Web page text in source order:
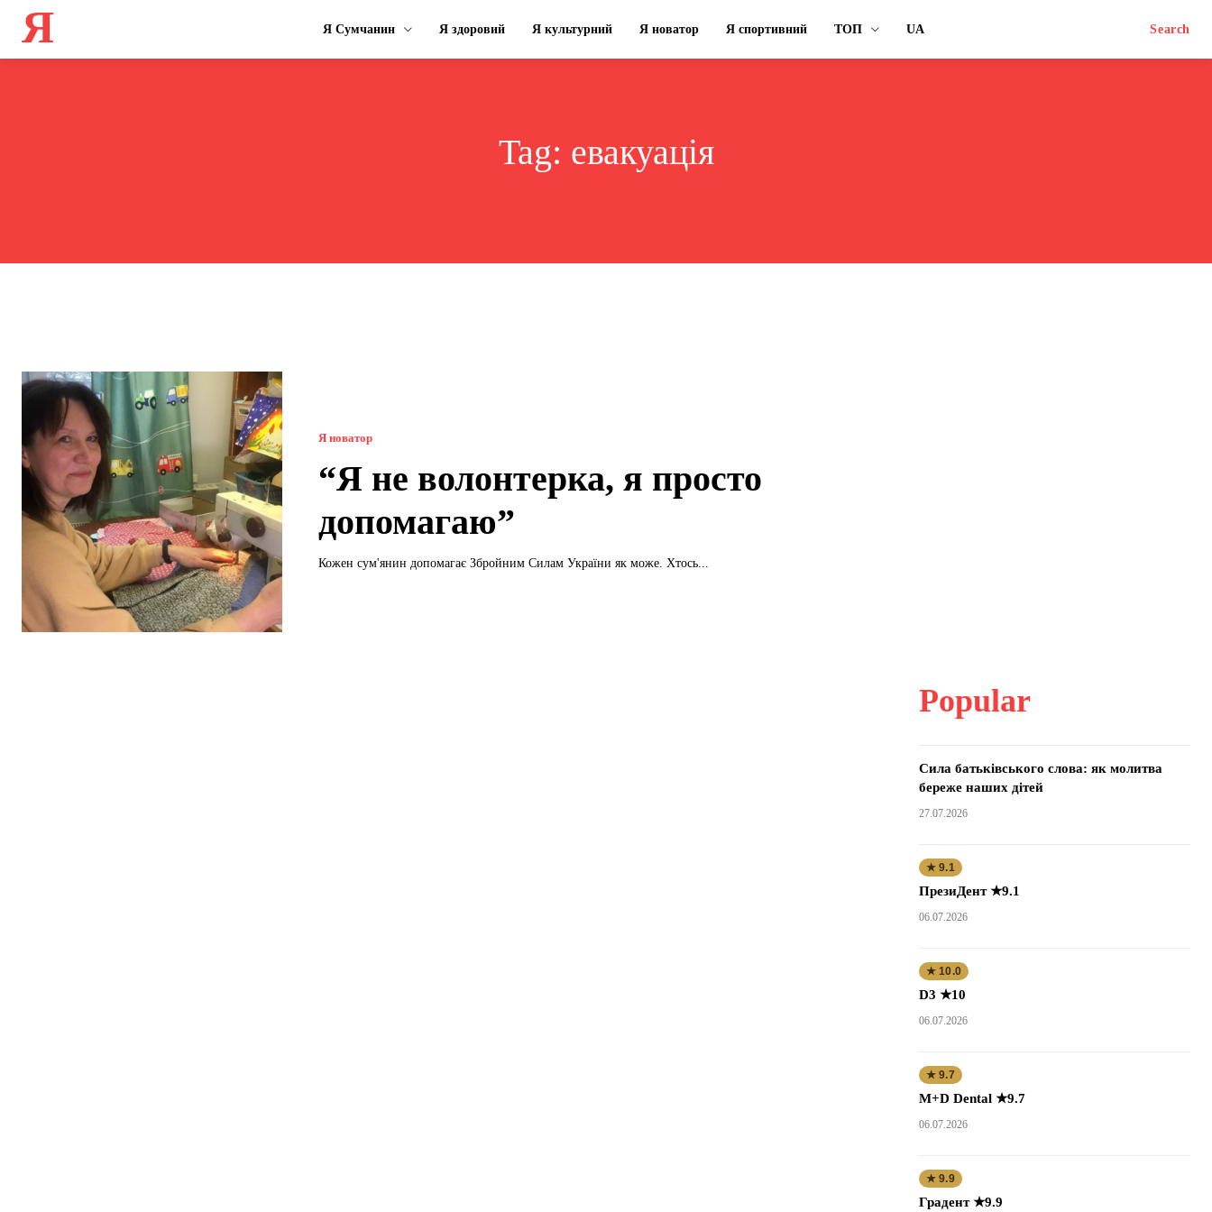
Я Я Сумчанин Я здоровий Я культурний Я новатор Я спортивний ТОП UA Search
Tag: евакуація
Я новатор
“Я не волонтерка, я просто
допомагаю”
Кожен сум'янин допомагає Збройним Силам України як може. Хтось...
Popular
Сила батьківського слова: як молитва
береже наших дітей
27.07.2026
★ 9.1
ПрезиДент ★9.1
06.07.2026
★ 10.0
D3 ★10
06.07.2026
★ 9.7
M+D Dental ★9.7
06.07.2026
★ 9.9
Градент ★9.9